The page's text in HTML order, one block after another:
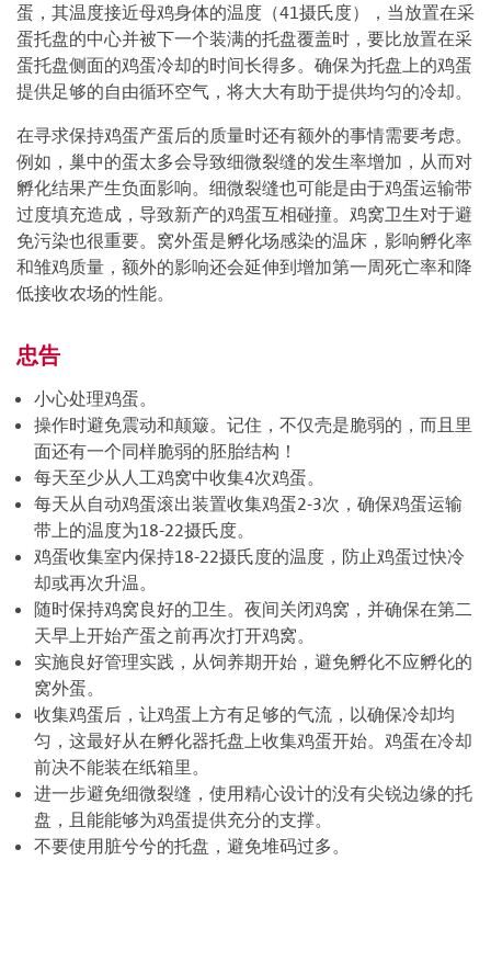
蛋，其温度接近母鸡身体的温度（41摄氏度），当放置在采
蛋托盘的中心并被下一个装满的托盘覆盖时，要比放置在采
蛋托盘侧面的鸡蛋冷却的时间长得多。确保为托盘上的鸡蛋
提供足够的自由循环空气，将大大有助于提供均匀的冷却。
在寻求保持鸡蛋产蛋后的质量时还有额外的事情需要考虑。
例如，巢中的蛋太多会导致细微裂缝的发生率增加，从而对
孵化结果产生负面影响。细微裂缝也可能是由于鸡蛋运输带
过度填充造成，导致新产的鸡蛋互相碰撞。鸡窝卫生对于避
免污染也很重要。窝外蛋是孵化场感染的温床，影响孵化率
和雏鸡质量，额外的影响还会延伸到增加第一周死亡率和降
低接收农场的性能。
忠告
小心处理鸡蛋。
操作时避免震动和颠簸。记住，不仅壳是脆弱的，而且里
面还有一个同样脆弱的胚胎结构！
每天至少从人工鸡窝中收集4次鸡蛋。
每天从自动鸡蛋滚出装置收集鸡蛋2-3次，确保鸡蛋运输
带上的温度为18-22摄氏度。
鸡蛋收集室内保持18-22摄氏度的温度，防止鸡蛋过快冷
却或再次升温。
随时保持鸡窝良好的卫生。夜间关闭鸡窝，并确保在第二
天早上开始产蛋之前再次打开鸡窝。
实施良好管理实践，从饲养期开始，避免孵化不应孵化的
窝外蛋。
收集鸡蛋后，让鸡蛋上方有足够的气流，以确保冷却均
匀，这最好从在孵化器托盘上收集鸡蛋开始。鸡蛋在冷却
前决不能装在纸箱里。
进一步避免细微裂缝，使用精心设计的没有尖锐边缘的托
盘，且能能够为鸡蛋提供充分的支撑。
不要使用脏兮兮的托盘，避免堆码过多。